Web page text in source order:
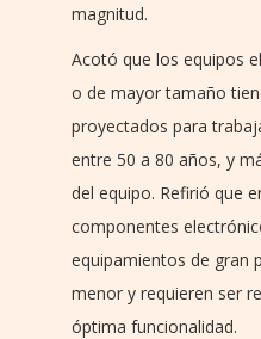
magnitud.
Acotó que los equipos
o de mayor tamaño
proyectados para
entre 50 a 80 años, y
del equipo. Refirió que
componentes
equipamientos de gran
menor y requieren ser
óptima funcionalidad.